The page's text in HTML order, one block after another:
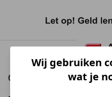
Ga
hoofdinhoud
0 Resultaten voor uw
Wij gebruiken
wat je